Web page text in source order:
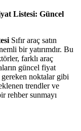
Listesi: Güncel
Sıfır araç satın
bir yatırımdır. Bu
farklı araç
güncel fiyat
gereken noktalar gibi
trendler ve
rehber sunmayı